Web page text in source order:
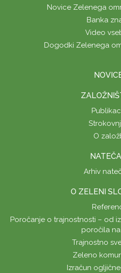
Novice Zelenega
Banka
Video
Dogodki Zelenega
O
Arhiv
O ZELENI
Poročanje o trajnostnosti – od
poročila
Trajnostno
Zeleno
Izračun